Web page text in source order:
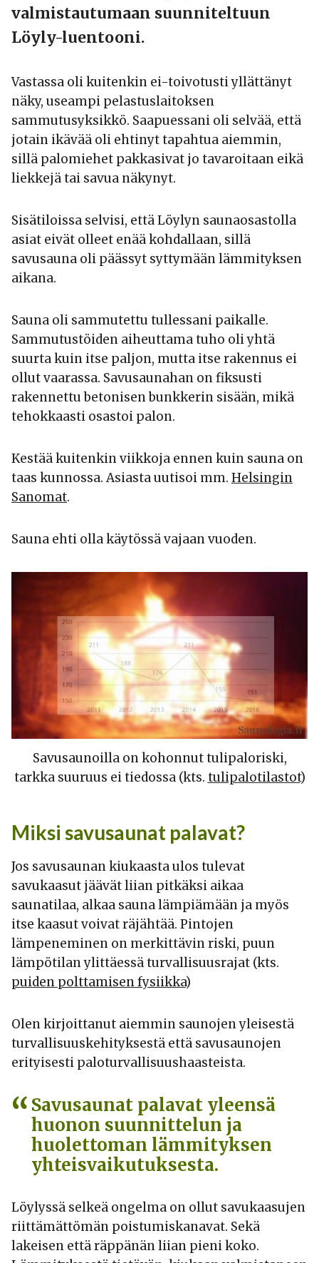
valmistautumaan suunniteltuun
Löyly-luentooni.
Vastassa oli kuitenkin ei-toivotusti yllättänyt
näky, useampi pelastuslaitoksen
sammutusyksikkö. Saapuessani oli selvää, että
jotain ikävää oli ehtinyt tapahtua aiemmin,
sillä palomiehet pakkasivat jo tavaroitaan eikä
liekkejä tai savua näkynyt.
Sisätiloissa selvisi, että Löylyn saunaosastolla
asiat eivät olleet enää kohdallaan, sillä
savusauna oli päässyt syttymään lämmityksen
aikana.
Sauna oli sammutettu tullessani paikalle.
Sammutustöiden aiheuttama tuho oli yhtä
suurta kuin itse paljon, mutta itse rakennus ei
ollut vaarassa. Savusaunahan on fiksusti
rakennettu betonisen bunkkerin sisään, mikä
tehokkaasti osastoi palon.
Kestää kuitenkin viikkoja ennen kuin sauna on
taas kunnossa. Asiasta uutisoi mm. Helsingin
Sanomat.
Sauna ehti olla käytössä vajaan vuoden.
Savusaunoilla on kohonnut tulipaloriski,
tarkka suuruus ei tiedossa (kts. tulipalotilastot)
Miksi savusaunat palavat?
Jos savusaunan kiukaasta ulos tulevat
savukaasut jäävät liian pitkäksi aikaa
saunatilaa, alkaa sauna lämpiämään ja myös
itse kaasut voivat räjähtää. Pintojen
lämpeneminen on merkittävin riski, puun
lämpötilan ylittäessä turvallisuusrajat (kts.
puiden polttamisen fysiikka)
Olen kirjoittanut aiemmin saunojen yleisestä
turvallisuuskehityksestä että savusaunojen
erityisesti paloturvallisuushaasteista.
Savusaunat palavat yleensä
huonon suunnittelun ja
huolettoman lämmityksen
yhteisvaikutuksesta.
Löylyssä selkeä ongelma on ollut savukaasujen
riittämättömän poistumiskanavat. Sekä
lakeisen että räppänän liian pieni koko.